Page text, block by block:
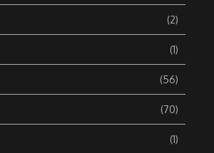
(2)
(1)
(56)
(70)
(1)